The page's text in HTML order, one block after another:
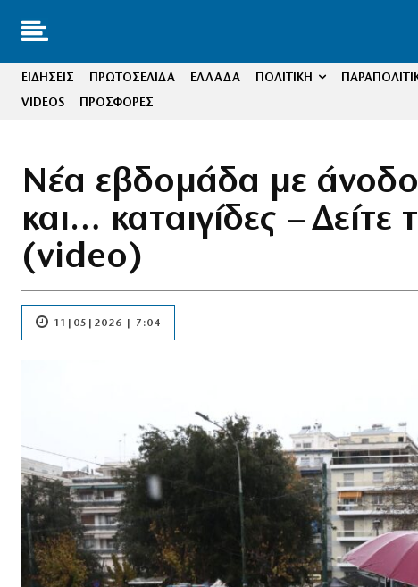
ΕΙΔΗΣΕΙΣ ΠΡΩΤΟΣΕΛΙΔΑ ΕΛΛΑΔΑ ΠΟΛΙΤΙΚΗ
VIDEOS
ΠΡΟΣΦΟΡΕΣ
Νέα εβδομάδα με
και… καταιγίδες –
(video)
11|05|2026 | 7:04